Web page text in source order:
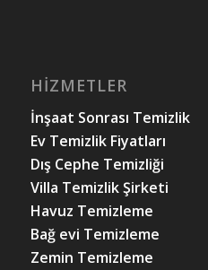
HIZMETLER
İnşaat Sonrası Temizlik
Ev Temizlik Fiyatları
Dış Cephe Temizliği
Villa Temizlik Şirketi
Havuz Temizleme
Bağ evi Temizleme
Zemin Temizleme